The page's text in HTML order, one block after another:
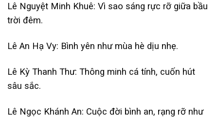
Lê Nguyệt Minh Khuê: Vì sao sáng rực rỡ giữa bầu
trời đêm.
Lê An Hạ Vy: Bình yên như mùa hè dịu nhẹ.
Lê Kỳ Thanh Thư: Thông minh cá tính, cuốn hút
sâu sắc.
Lê Ngọc Khánh An: Cuộc đời bình an, rạng rỡ như